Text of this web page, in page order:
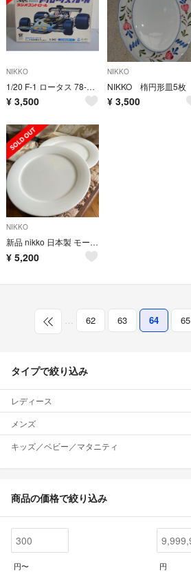
NIKKO
1/20 F-1 ロータス 78-N ラジコン 昭和レトロ
¥ 3,500
NIKKO
NIKKO 楕円形皿5枚
¥ 3,500
NIKKO
新品 nikko 日本製 モーニング/ディナープレート ペア 希少品
¥ 5,200
… 62 63 64 65
タイプで絞り込み
レディース
メンズ
キッズ／ベビー／マタニティ
商品の価格で絞り込み
円〜 円